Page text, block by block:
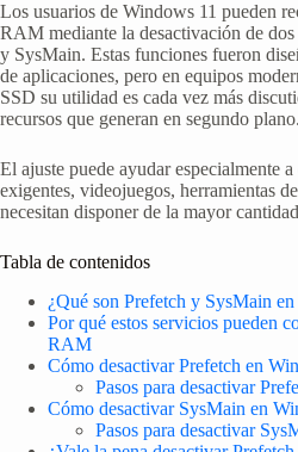
Los usuarios de Windows 11 pueden
RAM mediante la desactivación de
y SysMain. Estas funciones fueron
de aplicaciones, pero en equipos
SSD su utilidad es cada vez más
recursos que generan en segundo plano.
El ajuste puede ayudar especialmente
exigentes, videojuegos, herramientas
necesitan disponer de la mayor
Tabla de contenidos
¿Qué son Prefetch y SysMain
Por qué estos servicios pueden
RAM
Cómo desactivar Prefetch en
Pasos para desactivar
Cómo desactivar SysMain en
Pasos para desactivar